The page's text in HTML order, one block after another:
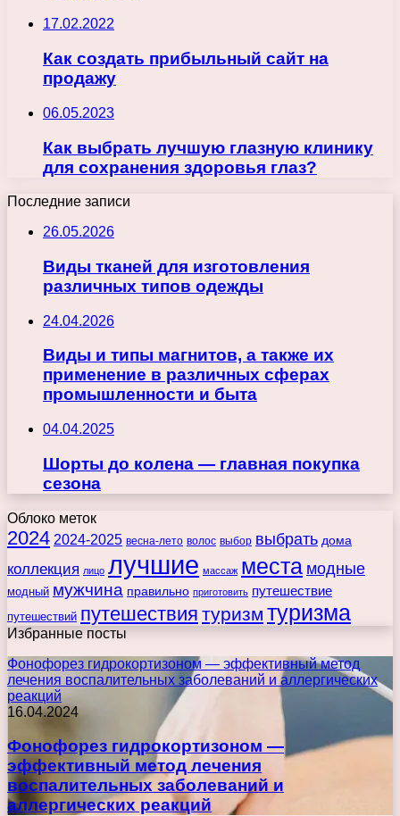
17.02.2022
Как создать прибыльный сайт на
продажу
06.05.2023
Как выбрать лучшую глазную клинику
для сохранения здоровья глаз?
Последние записи
26.05.2026
Виды тканей для изготовления
различных типов одежды
24.04.2026
Виды и типы магнитов, а также их
применение в различных сферах
промышленности и быта
04.04.2025
Шорты до колена — главная покупка
сезона
Облоко меток
2024 2024-2025 весна-лето волос выбор выбрать дома
коллекция лицо лучшие массаж места модные
модный мужчина правильно приготовить путешествие
путешествий путешествия туризм туризма
Избранные посты
Фонофорез гидрокортизоном — эффективный метод
лечения воспалительных заболеваний и аллергических
реакций
16.04.2024
Фонофорез гидрокортизоном —
эффективный метод лечения
воспалительных заболеваний и
аллергических реакций